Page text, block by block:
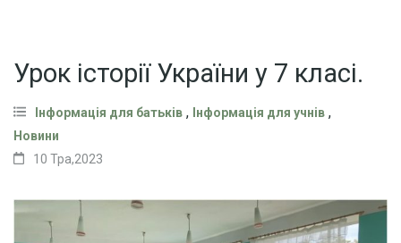
Урок історії України у 7 класі.
Інформація для батьків , Інформація для учнів ,
Новини
10 Тра,2023